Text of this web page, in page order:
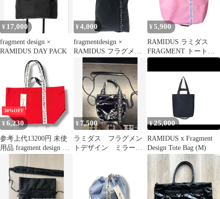
¥ 17,000
fragment design ×
RAMIDUS DAY PACK
¥ 4,000
fragmentdesign ×
RAMIDUS フラグメン
ナイロントートバッグ
ブラック -
¥ 5,900
RAMIDUS ラミダス
FRAGMENT トートバ
ッグ フラグメントLL
30%OFF
¥ 6,230
参考上代13200円 未使
用品 fragment design ×
TOTE BAG スクエアト
ートバッグ コラボ フラ
グメントデザイン ラミ
ダス B008103 レッド M
¥ 7,500
ラミダス フラグメン
トデザイン ミラージ
¥25,000
RAMIDUS x Fragment
Design Tote Bag (M)